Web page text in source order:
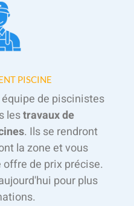
PISCINE
de piscinistes
lestravaux de
. Ils se rendront
la zone et vous
de prix précise.
pour plus